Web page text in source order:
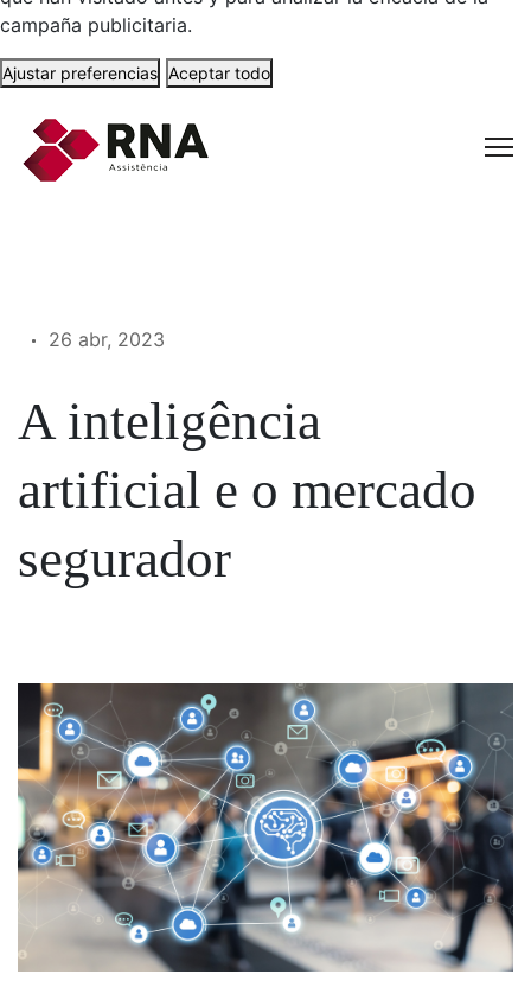
campaña publicitaria.
Ajustar preferencias Aceptar todo
26 abr, 2023
A inteligência
artificial e o mercado
segurador